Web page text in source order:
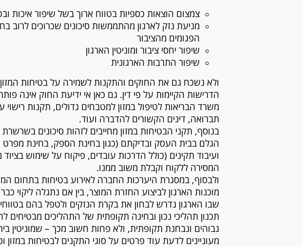
צמצום הוצאות כספיות בטווח ארוך בשל שיפור איכות
מניעת נזק לארגון מהתממשות סיכונים שכרוכים לרוב
הפגומים מהציבור
שיפור יחסי ציבור ומוניטין הארגון
שיפור התרבות הארגונית
ולא נשכח גם את החוקים והתקנות לשמירה על בטיחות
הדרישות הקיימות על פי דין. גם כאן אי ידיעת החוק אינה
משרד הבריאות לטיפול במזון למטבחים גדולים, תקנות
תברואה, דינים הקשורים להדברה ועוד.
בנוסף, תקני הבטיחות במזון מחייבים לזהות סיכונים
הגלם בבית העסק ובדיקתם (כגון בחינת הספק, בחינת מפרט
ועיבוד תקינים (כולל הדרכות עובדים, פיקוח על שימוש
המסירה ללקוח וקבלת משוב ממנו.
מוכנות הארגון לביצוע החזרת המוצר, בין אם נתגלה ליקוי
שבו הארגון נדרש לבחון את בקרת הנזקים ולטפל בהם בטווחי
תכנון תהליכי נכון ובחינה תקופתית של התהליכים
גבוהים ונבחנת תקופתית, ולא פחות חשוב מכך – שמוניטין
מעוניינים לדעת עוד פרטים על סוגי התקנים לבטיחות